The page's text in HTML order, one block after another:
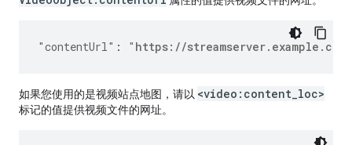
"contentUrl" : " https://
如果您使用的是视频站点地图，请以 <video:content_loc>
标记的值提供视频文件的网址。